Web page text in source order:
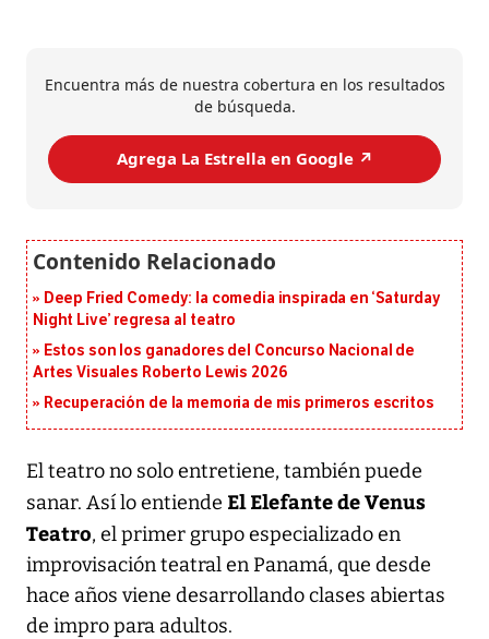
Encuentra más de nuestra cobertura en los resultados
de búsqueda.
Agrega La Estrella en Google ↗️
Deep Fried Comedy: la comedia inspirada en ‘Saturday
Night Live’ regresa al teatro
Estos son los ganadores del Concurso Nacional de
Artes Visuales Roberto Lewis 2026
Recuperación de la memoria de mis primeros escritos
El teatro no solo entretiene, también puede
sanar. Así lo entiende El Elefante de Venus
Teatro, el primer grupo especializado en
improvisación teatral en Panamá, que desde
hace años viene desarrollando clases abiertas
de impro para adultos.